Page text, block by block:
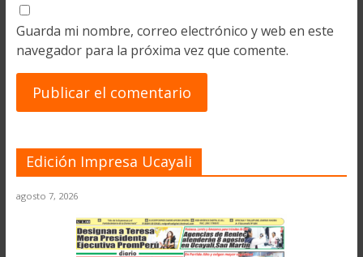
Guarda mi nombre, correo electrónico y web en este
navegador para la próxima vez que comente.
Edición Impresa Ucayali
agosto 7, 2026